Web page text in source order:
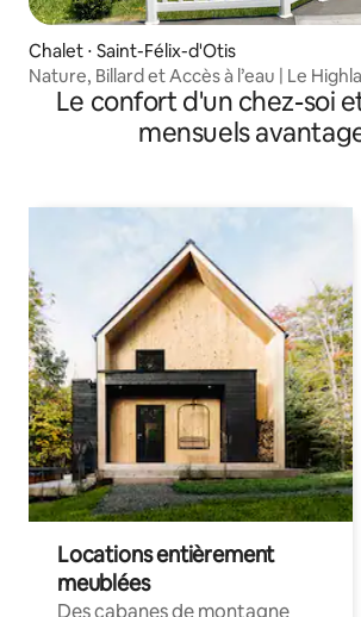
Chalet ⋅ Saint-Félix-d'Otis
Nature, Billard et Accès à l’eau | Le
Le confort d'un chez-soi
mensuels
Locations entièrement
meublées
Des cabanes de montagne